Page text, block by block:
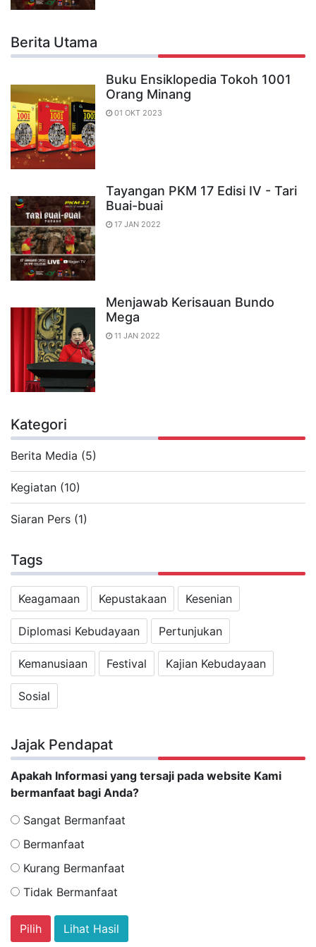
Berita Utama
Buku Ensiklopedia Tokoh 1001
Orang Minang
01 OKT 2023
Tayangan PKM 17 Edisi IV - Tari
Buai-buai
17 JAN 2022
Menjawab Kerisauan Bundo
Mega
11 JAN 2022
Kategori
Berita Media (5)
Kegiatan (10)
Siaran Pers (1)
Tags
Keagamaan Kepustakaan Kesenian
Diplomasi Kebudayaan Pertunjukan
Kemanusiaan Festival Kajian Kebudayaan
Sosial
Jajak Pendapat
Apakah Informasi yang tersaji pada website Kami
bermanfaat bagi Anda?
Sangat Bermanfaat
Bermanfaat
Kurang Bermanfaat
Tidak Bermanfaat
Lihat Hasil